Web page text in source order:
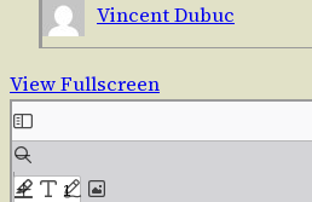
Vincent Dubuc
View Fullscreen